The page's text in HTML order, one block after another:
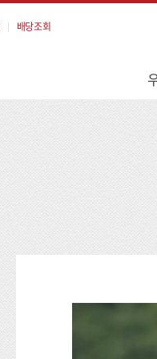
배당조회